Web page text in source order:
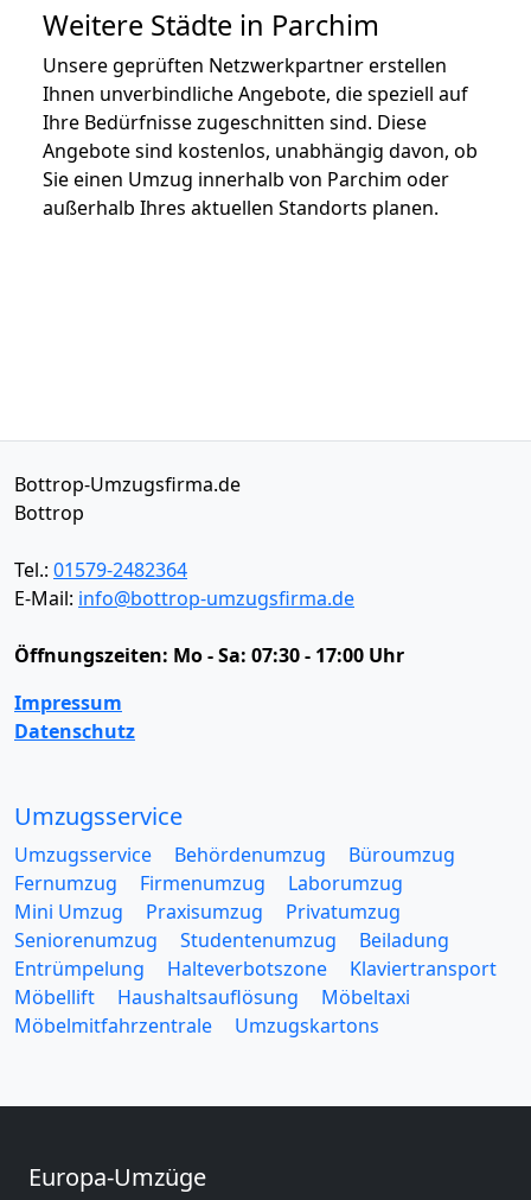
Weitere Städte in Parchim
Unsere geprüften Netzwerkpartner erstellen
Ihnen unverbindliche Angebote, die speziell auf
Ihre Bedürfnisse zugeschnitten sind. Diese
Angebote sind kostenlos, unabhängig davon, ob
Sie einen Umzug innerhalb von Parchim oder
außerhalb Ihres aktuellen Standorts planen.
Bottrop-Umzugsfirma.de
Bottrop
Tel.: 01579-2482364
E-Mail: info@bottrop-umzugsfirma.de
Öffnungszeiten: Mo - Sa: 07:30 - 17:00 Uhr
Impressum
Datenschutz
Umzugsservice
Umzugsservice Behördenumzug
Büroumzug
Fernumzug
Firmenumzug
Laborumzug
Mini Umzug
Praxisumzug
Privatumzug
Seniorenumzug
Studentenumzug
Beiladung
Entrümpelung
Halteverbotszone
Klaviertransport
Möbellift
Haushaltsauflösung
Möbeltaxi
Möbelmitfahrzentrale
Umzugskartons
Europa-Umzüge